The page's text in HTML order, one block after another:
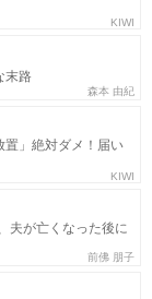
KIWI
末路
森本 由紀
置」絶対ダメ！届い
KIWI
夫が亡くなった後に
前佛 朋子